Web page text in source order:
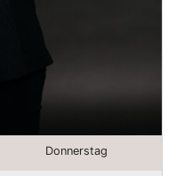
Donnerstag